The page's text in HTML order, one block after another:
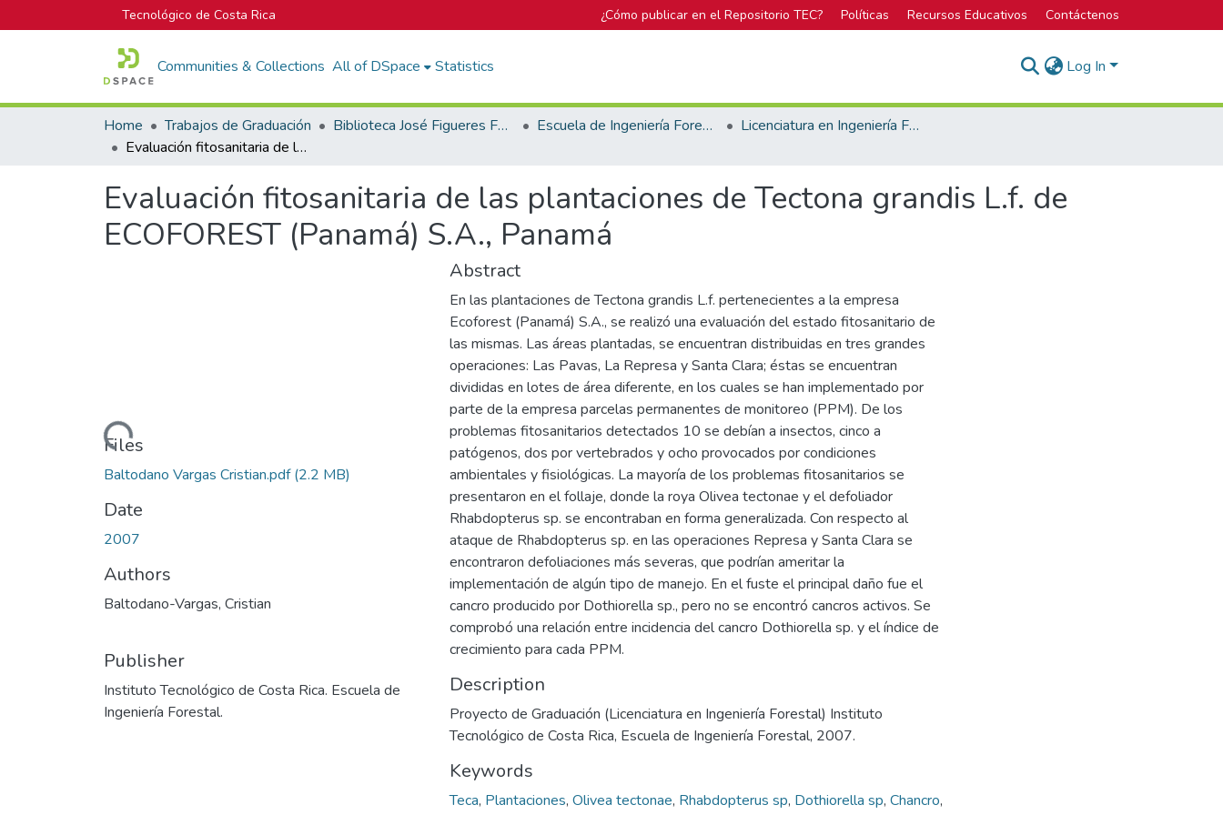
Tecnológico de Costa Rica ¿Cómo publicar en el Repositorio TEC? Políticas Recursos Educativos Contáctenos
Communities & Collections All of DSpace Statistics Log In
Home Trabajos de Graduación Biblioteca José Figueres Ferrer Escuela de Ingeniería Forestal
Licenciatura en Ingeniería Forestal
Evaluación fitosanitaria de las plantaciones de Tectona grandis L.f. de ECOFOREST (Panamá) S.A., Panamá
Evaluación fitosanitaria de las plantaciones de Tectona grandis L.f. de
ECOFOREST (Panamá) S.A., Panamá
Loading...
Files
Baltodano Vargas Cristian.pdf(2.2 MB)
Date
2007
Authors
Baltodano-Vargas, Cristian
Publisher
Instituto Tecnológico de Costa Rica. Escuela de
Ingeniería Forestal.
Abstract
En las plantaciones de Tectona grandis L.f. pertenecientes a la empresa
Ecoforest (Panamá) S.A., se realizó una evaluación del estado fitosanitario de
las mismas. Las áreas plantadas, se encuentran distribuidas en tres grandes
operaciones: Las Pavas, La Represa y Santa Clara; éstas se encuentran
divididas en lotes de área diferente, en los cuales se han implementado por
parte de la empresa parcelas permanentes de monitoreo (PPM). De los
problemas fitosanitarios detectados 10 se debían a insectos, cinco a
patógenos, dos por vertebrados y ocho provocados por condiciones
ambientales y fisiológicas. La mayoría de los problemas fitosanitarios se
presentaron en el follaje, donde la roya Olivea tectonae y el defoliador
Rhabdopterus sp. se encontraban en forma generalizada. Con respecto al
ataque de Rhabdopterus sp. en las operaciones Represa y Santa Clara se
encontraron defoliaciones más severas, que podrían ameritar la
implementación de algún tipo de manejo. En el fuste el principal daño fue el
cancro producido por Dothiorella sp., pero no se encontró cancros activos. Se
comprobó una relación entre incidencia del cancro Dothiorella sp. y el índice de
crecimiento para cada PPM.
Description
Proyecto de Graduación (Licenciatura en Ingeniería Forestal) Instituto
Tecnológico de Costa Rica, Escuela de Ingeniería Forestal, 2007.
Keywords
Teca, Plantaciones, Olivea tectonae, Rhabdopterus sp, Dothiorella sp, Chancro,